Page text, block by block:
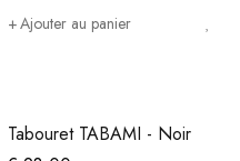
Ajouter au panier
Tabouret TABAMI - Noir